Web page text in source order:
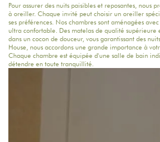
Pour assurer des nuits paisibles et reposantes, nous
à oreiller. Chaque invité peut choisir un oreiller
ses préférences. Nos chambres sont aménagées
ultra confortable. Des matelas de qualité supérieure
dans un cocon de douceur, vous garantissant des
House, nous accordons une grande importance à
Chaque chambre est équipée d'une salle de bain
détendre en toute tranquillité.